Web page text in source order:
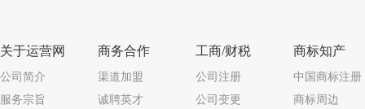
关于运营网
公司简介
服务宗旨
商务合作
渠道加盟
诚聘英才
工商/财税
公司注册
公司变更
商标知产
中国商标注册
商标周边